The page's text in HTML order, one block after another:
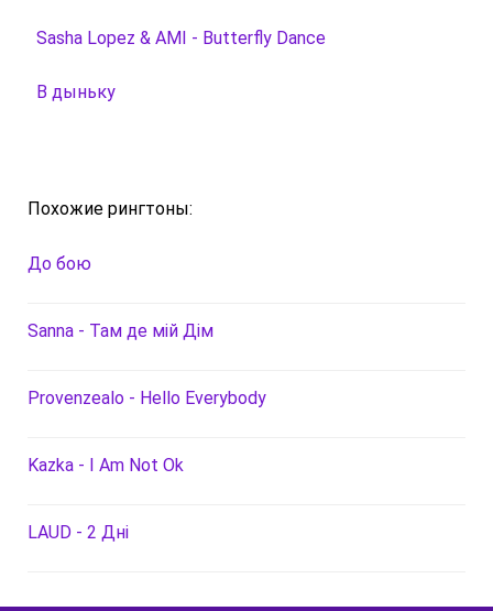
Sasha Lopez & AMI - Butterfly Dance
В дыньку
Похожие рингтоны:
До бою
Sanna - Там де мій Дім
Provenzealo - Hello Everybody
Kazka - I Am Not Ok
LAUD - 2 Дні